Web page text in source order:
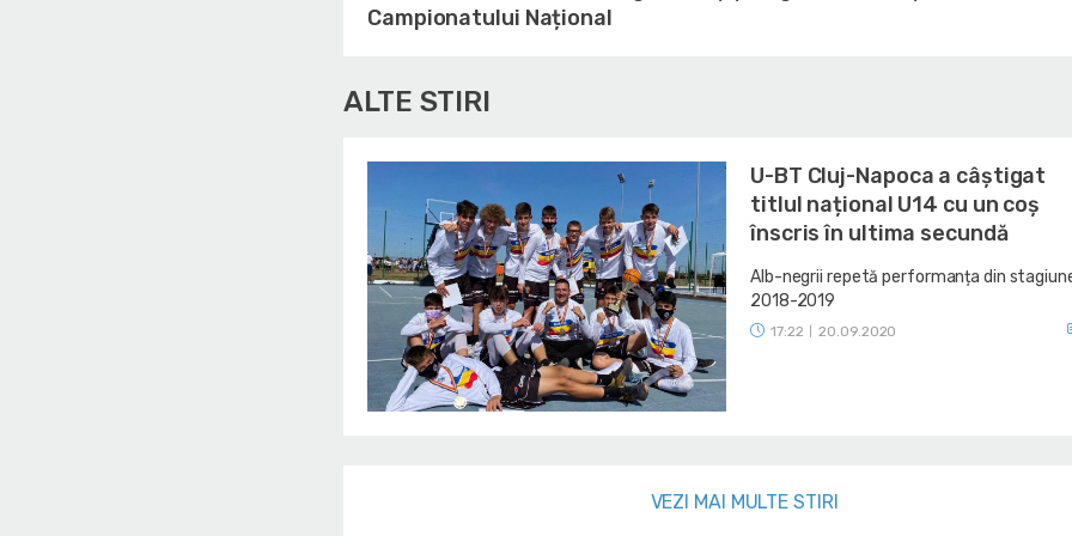
Campionatului Național
ALTE STIRI
U-BT Cluj-Napoca a câștigat
titlul național U14 cu un coș
înscris în ultima secundă
Alb-negrii repetă performanța din
2018-2019
17:22 20.09.2020
VEZI MAI MULTE STIRI